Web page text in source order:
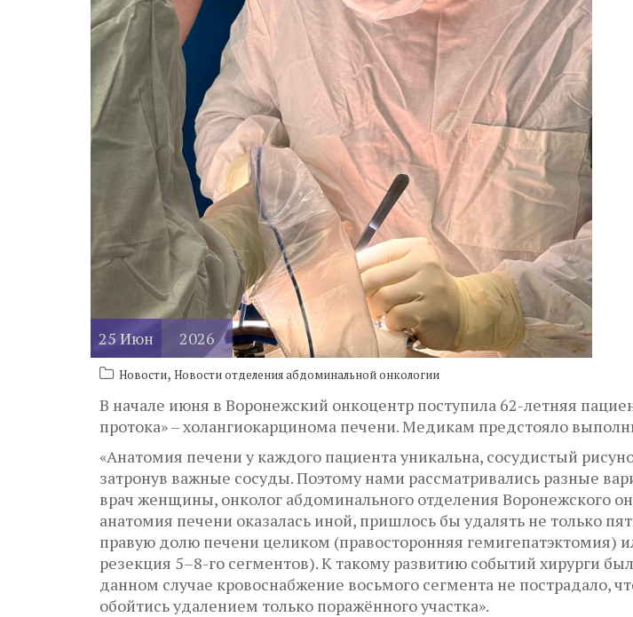
25 Июн 2026
Новости, Новости отделения абдоминальной онкологии
В начале июня в Воронежский онкоцентр поступила 62-летняя
протока» – холангиокарцинома печени. Медикам предстояло
«Анатомия печени у каждого пациента уникальна, сосудистый
затронув важные сосуды. Поэтому нами рассматривались разные
врач женщины, онколог абдоминального отделения Воронежского
анатомия печени оказалась иной, пришлось бы удалять не только
правую долю печени целиком (правосторонняя гемигепатэктомия)
резекция 5–8-го сегментов). К такому развитию событий хирурги
данном случае кровоснабжение восьмого сегмента не пострадало,
обойтись удалением только поражённого участка».